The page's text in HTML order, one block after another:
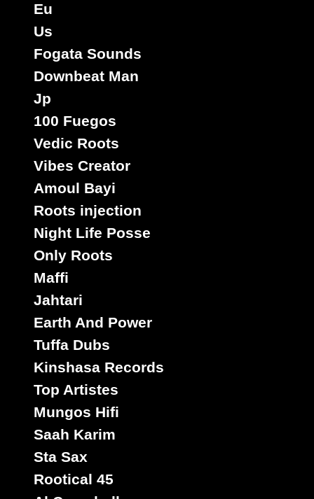
Eu
Us
Fogata Sounds
Downbeat Man
Jp
100 Fuegos
Vedic Roots
Vibes Creator
Amoul Bayi
Roots injection
Night Life Posse
Only Roots
Maffi
Jahtari
Earth And Power
Tuffa Dubs
Kinshasa Records
Top Artistes
Mungos Hifi
Saah Karim
Sta Sax
Rootical 45